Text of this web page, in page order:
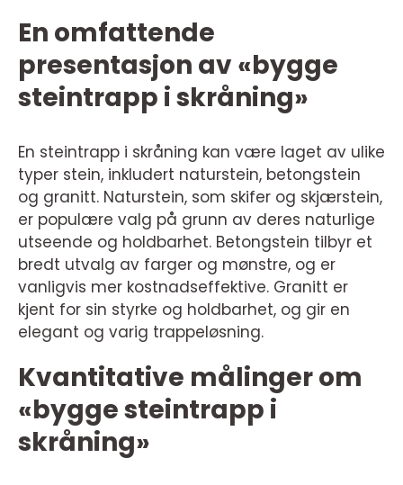
En omfattende
presentasjon av «bygge
steintrapp i skråning»
En steintrapp i skråning kan være laget av ulike
typer stein, inkludert naturstein, betongstein
og granitt. Naturstein, som skifer og skjærstein,
er populære valg på grunn av deres naturlige
utseende og holdbarhet. Betongstein tilbyr et
bredt utvalg av farger og mønstre, og er
vanligvis mer kostnadseffektive. Granitt er
kjent for sin styrke og holdbarhet, og gir en
elegant og varig trappeløsning.
Kvantitative målinger om
«bygge steintrapp i
skråning»